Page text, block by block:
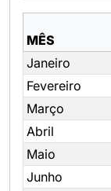
MÊS
Janeiro
Fevereiro
Março
Abril
Maio
Junho